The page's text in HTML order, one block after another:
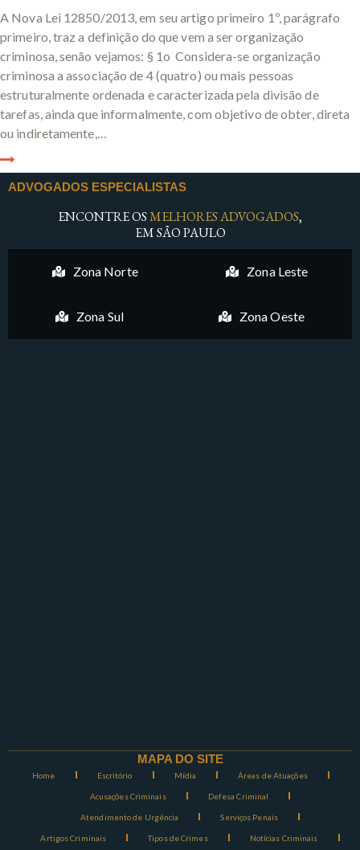
A Nova Lei 12850/2013, em seu artigo primeiro 1º, parágrafo
primeiro, traz a definição do que vem a ser organização
criminosa, senão vejamos: § 1o Considera-se organização
criminosa a associação de 4 (quatro) ou mais pessoas
estruturalmente ordenada e caracterizada pela divisão de
tarefas, ainda que informalmente, com objetivo de obter, direta
ou indiretamente,…
ADVOGADOS ESPECIALISTAS
ENCONTRE OSMELHORES ADVOGADOS,
EM SÃO PAULO
Zona Norte Zona Leste
Zona Sul Zona Oeste
MAPA DO SITE
Home Escritório Mídia Áreas de Atuações
Acusações Criminais Defesa Criminal
Atendimento de Urgência Serviços Penais
Artigos Criminais Tipos de Crimes Notícias Criminais